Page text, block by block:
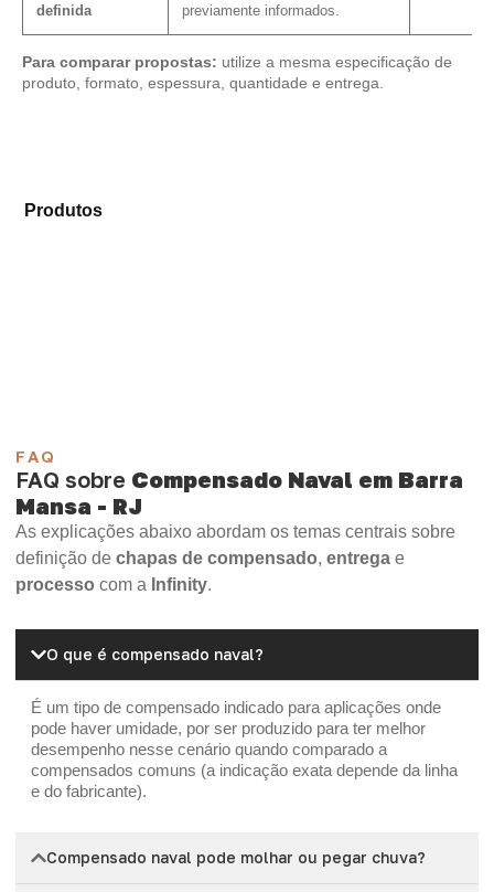
definida
previamente informados.
Para comparar propostas: utilize a mesma especificação de
produto, formato, espessura, quantidade e entrega.
Produtos
FAQ
FAQ sobre Compensado Naval em Barra
Mansa - RJ
As explicações abaixo abordam os temas centrais sobre
definição de chapas de compensado, entrega e
processo com a Infinity.
O que é compensado naval?
É um tipo de compensado indicado para aplicações onde
pode haver umidade, por ser produzido para ter melhor
desempenho nesse cenário quando comparado a
compensados comuns (a indicação exata depende da linha
e do fabricante).
Compensado naval pode molhar ou pegar chuva?